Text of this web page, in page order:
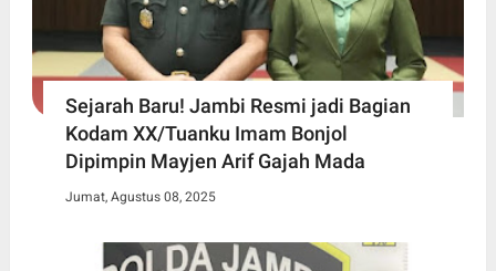
Sejarah Baru! Jambi Resmi jadi Bagian
Kodam XX/Tuanku Imam Bonjol
Dipimpin Mayjen Arif Gajah Mada
Jumat, Agustus 08, 2025